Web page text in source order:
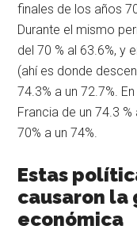
finales de los años
Durante el mismo
del 70 % al 63.6%, y
(ahí es donde
74.3% a un 72.7%.
Francia de un 74.3 %
70% a un 74%.
Estas
causaron la
económica